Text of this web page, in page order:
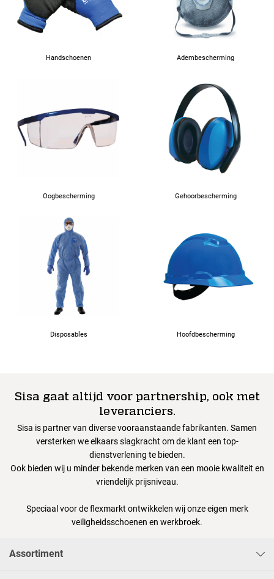
Handschoenen Adembescherming
Oogbescherming Gehoorbescherming
Disposables Hoofdbescherming
Sisa gaat altijd voor partnership, ook met
leveranciers.
Sisa is partner van diverse vooraanstaande fabrikanten. Samen
versterken we elkaars slagkracht om de klant een top-
dienstverlening te bieden.
Ook bieden wij u minder bekende merken van een mooie kwaliteit en
vriendelijk prijsniveau.
Speciaal voor de flexmarkt ontwikkelen wij onze eigen merk
veiligheidsschoenen en werkbroek.
Assortiment